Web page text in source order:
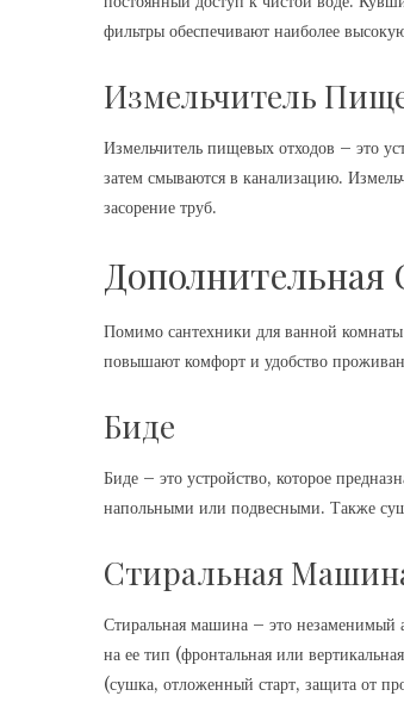
фильтры обеспечивают наиболее
Измельчитель
Измельчитель пищевых отходов – это
затем смываются в канализацию.
засорение труб.
Дополнительная
Помимо сантехники для ванной
повышают комфорт и удобство
Биде
Биде – это устройство, которое
напольными или подвесными. Также
Стиральная
Стиральная машина – это незаменимый
на ее тип (фронтальная или
(сушка, отложенный старт, защита от